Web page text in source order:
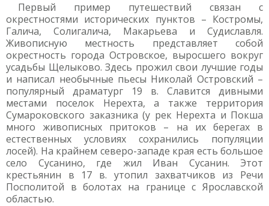
Первый пример путешествий связан с
окрестностями исторических пунктов – Костромы,
Галича, Солигалича, Макарьева и Судиславля.
Живописную местность представляет собой
окрестность города Островское, выросшего вокруг
усадьбы Щелыково. Здесь прожил свои лучшие годы
и написал необычные пьесы Николай Островский –
популярный драматург 19 в. Славится дивными
местами поселок Нерехта, а также территория
Сумароковского заказника (у рек Нерехта и Покша
много живописных притоков – на их берегах в
естественных условиях сохранились популяции
лосей). На крайнем северо-западе края есть большое
село Сусанино, где жил Иван Сусанин. Этот
крестьянин в 17 в. утопил захватчиков из Речи
Посполитой в болотах на границе с Ярославской
областью.